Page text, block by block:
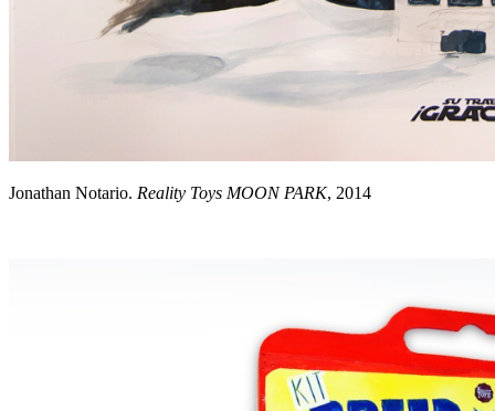
Jonathan Notario. Reality Toys MOON PARK, 2014